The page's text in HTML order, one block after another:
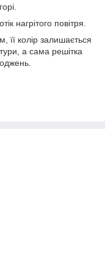
нагрітого повітря.
колір залишається
а сама решітка